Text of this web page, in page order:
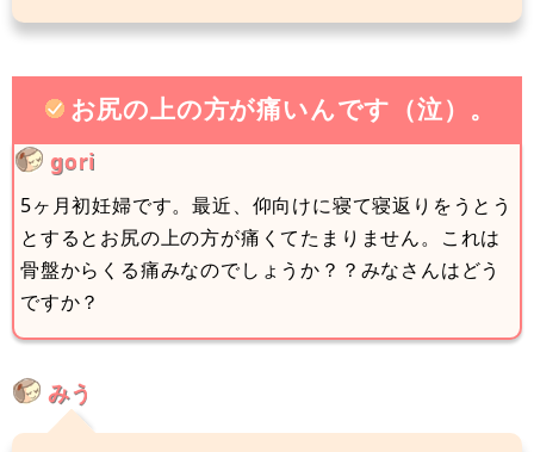
お尻の上の方が痛いんです（泣）。
gori
5ヶ月初妊婦です。最近、仰向けに寝て寝返りをうとう
とするとお尻の上の方が痛くてたまりません。これは
骨盤からくる痛みなのでしょうか？？みなさんはどう
ですか？
みう